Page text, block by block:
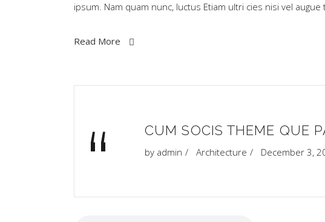
ipsum. Nam quam nunc, luctus Etiam ultri cies nisi vel
Read More
“ CUM SOCIS THEME QUE
by admin Architecture December 3,